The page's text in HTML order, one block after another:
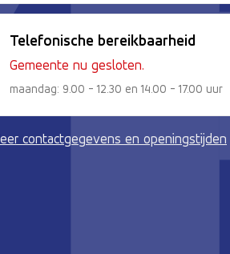
Telefonische bereikbaarheid
Gemeente nu gesloten.
maandag: 9.00 - 12.30 en 14.00 - 17.00 uur
contactgegevens en openingstijden